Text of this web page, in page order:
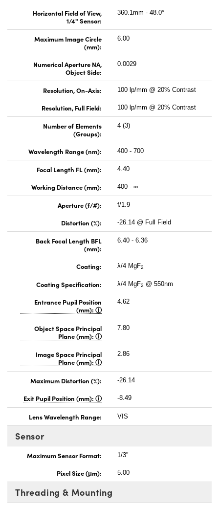
Horizontal Field of View,
1/4" Sensor:
360.1mm - 48.0°
Maximum Image Circle
(mm):
6.00
Numerical Aperture NA,
Object Side:
0.0029
Resolution, On-Axis: 100 lp/mm @ 20% Contrast
Resolution, Full Field: 100 lp/mm @ 20% Contrast
Number of Elements
(Groups):
4 (3)
Wavelength Range (nm): 400 - 700
Focal Length FL (mm): 4.40
Working Distance (mm): 400 - ∞
Aperture (f/#): f/1.9
Distortion (%): -26.14 @ Full Field
Back Focal Length BFL
(mm):
6.40 - 6.36
Coating: λ/4 MgF2
Coating Specification: λ/4 MgF2 @ 550nm
Entrance Pupil Position
(mm):
4.62
Object Space Principal
Plane (mm):
7.80
Image Space Principal
Plane (mm):
2.86
Maximum Distortion (%): -26.14
Exit Pupil Position (mm): -8.49
Lens Wavelength Range: VIS
Sensor
Maximum Sensor Format: 1/3"
Pixel Size (μm): 5.00
Threading & Mounting